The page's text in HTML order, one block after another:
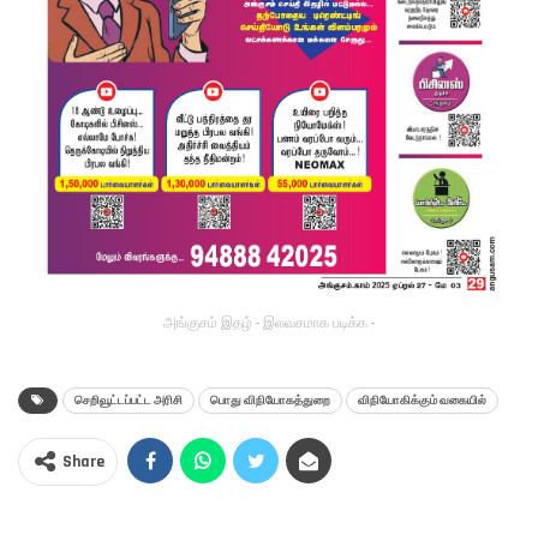
அங்குசம் இதழ் - இலவசமாக படிக்க -
செறிவூட்டப்பட்ட அரிசி பொது விநியோகத்துறை விநியோகிக்கும் வகையில்
Share